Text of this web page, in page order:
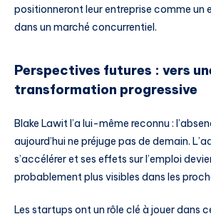
positionneront leur entreprise comme
dans un marché concurrentiel.
Perspectives futures : vers
transformation progressive
Blake Lawit l’a lui-même reconnu :
aujourd’hui ne préjuge pas de demain.
s’accélérer et ses effets sur l’emploi
probablement plus visibles dans les
Les startups ont un rôle clé à jouer dans